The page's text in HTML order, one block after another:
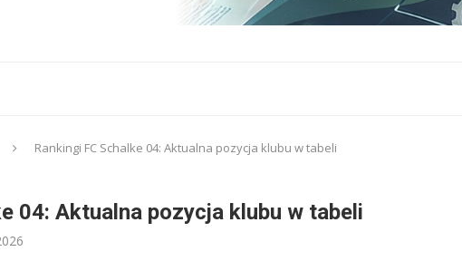
Rankingi FC Schalke 04: Aktualna pozycja klubu w tabeli
04: Aktualna pozycja klubu w tabeli